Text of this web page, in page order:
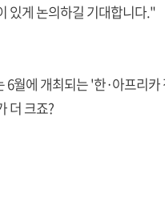
있게 논의하길 기대합니다."
6월에 개최되는 '한·아프리
더 크죠?